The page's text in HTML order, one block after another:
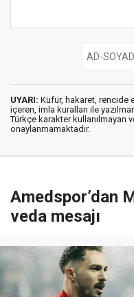
UYARI: Küfür, hakaret, rencide
içeren, imla kuralları ile
Türkçe karakter kullanılmayan
onaylanmamaktadır.
Amedspor’dan
veda mesajı